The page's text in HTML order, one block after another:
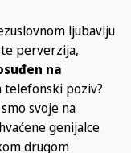
ljubavlju
perverzija,
na
telefonski poziv?
svoje na
genijalce
drugom